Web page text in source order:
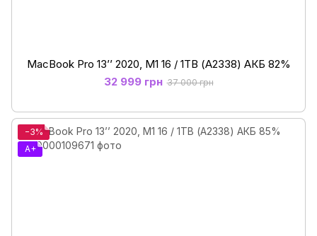
MacBook Pro 13’’ 2020, M1 16 / 1ТB (А2338) АКБ 82%
32 999 грн 37 000 грн
−3%
A+